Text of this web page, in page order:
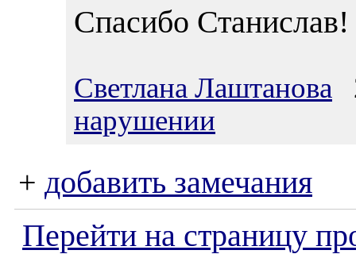
Спасибо Станислав!
Светлана Лаштанова
нарушении
+ добавить замечания
Перейти на страницу